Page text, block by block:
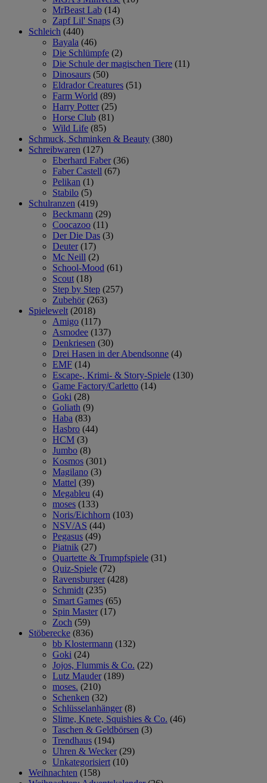
MrBeast Lab (14)
Zapf Lil' Snaps (3)
Schleich (440)
Bayala (46)
Die Schlümpfe (2)
Die Schule der magischen Tiere (11)
Dinosaurs (50)
Eldrador Creatures (51)
Farm World (89)
Harry Potter (25)
Horse Club (81)
Wild Life (85)
Schmuck, Schminken & Beauty (380)
Schreibwaren (127)
Eberhard Faber (36)
Faber Castell (67)
Pelikan (1)
Stabilo (5)
Schulranzen (419)
Beckmann (29)
Coocazoo (11)
Der Die Das (3)
Deuter (17)
Mc Neill (2)
School-Mood (61)
Scout (18)
Step by Step (257)
Zubehör (263)
Spielewelt (2018)
Amigo (117)
Asmodee (137)
Denkriesen (30)
Drei Hasen in der Abendsonne (4)
EMF (14)
Escape-, Krimi- & Story-Spiele (130)
Game Factory/Carletto (14)
Goki (28)
Goliath (9)
Haba (83)
Hasbro (44)
HCM (3)
Jumbo (8)
Kosmos (301)
Magilano (3)
Mattel (39)
Megableu (4)
moses (133)
Noris/Eichhorn (103)
NSV/AS (44)
Pegasus (49)
Piatnik (27)
Quartette & Trumpfspiele (31)
Quiz-Spiele (72)
Ravensburger (428)
Schmidt (235)
Smart Games (65)
Spin Master (17)
Zoch (59)
Stöberecke (836)
bb Klostermann (132)
Goki (24)
Jojos, Flummis & Co. (22)
Lutz Mauder (189)
moses. (210)
Schenken (32)
Schlüsselanhänger (8)
Slime, Knete, Squishies & Co. (46)
Taschen & Geldbörsen (3)
Trendhaus (194)
Uhren & Wecker (29)
Unkategorisiert (10)
Weihnachten (158)